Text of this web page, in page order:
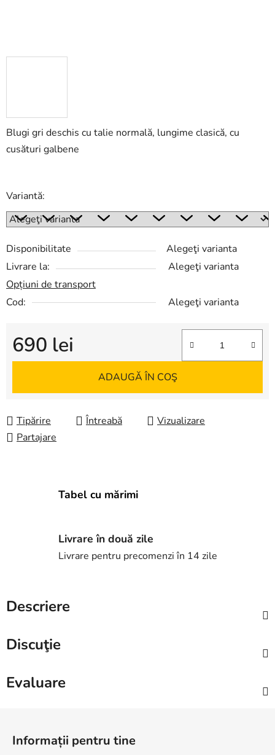
Blugi gri deschis cu talie normală, lungime clasică, cu
cusături galbene
Variantă:
Disponibilitate
Alegeţi varianta
Livrare la:
Alegeţi varianta
Opțiuni de transport
Cod:
Alegeţi varianta
690 lei
Evaluare preţ:
ADAUGĂ ÎN COŞ
Tipărire Întreabă
Vizualizare
Partajare
Tabel cu mărimi
Livrare în două zile
Livrare pentru precomenzi în 14 zile
Descriere
Discuţie
Evaluare
Informații pentru tine